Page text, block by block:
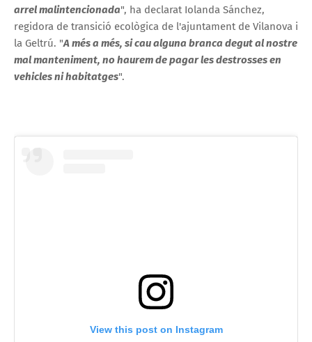
arrel malintencionada", ha declarat Iolanda Sánchez,
regidora de transició ecològica de l'ajuntament de Vilanova i
la Geltrú. "A més a més, si cau alguna branca degut al nostre
mal manteniment, no haurem de pagar les destrosses en
vehicles ni habitatges".
View this post on Instagram